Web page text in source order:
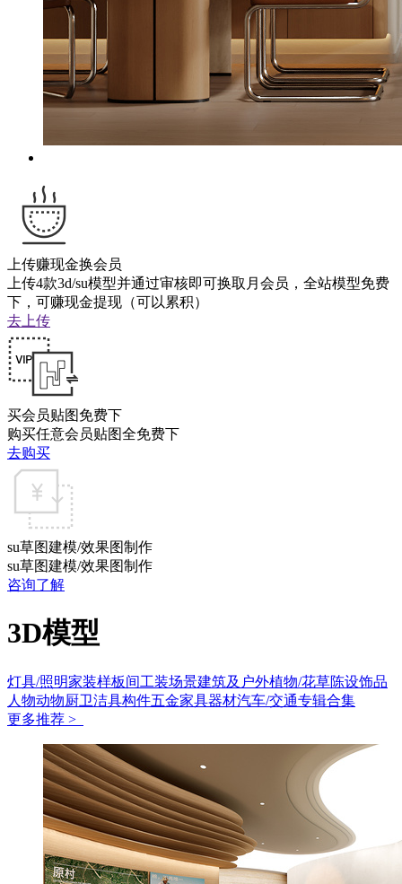
上传赚现金换会员
上传4款3d/su模型并通过审核即可换取月会员，全站模型免费
下，可赚现金提现（可以累积）
去上传
买会员贴图免费下
购买任意会员贴图全免费下
去购买
su草图建模/效果图制作
su草图建模/效果图制作
咨询了解
3D模型
灯具/照明家装样板间工装场景建筑及户外植物/花草陈设饰品
人物动物厨卫洁具构件五金家具器材汽车/交通专辑合集
更多推荐 >